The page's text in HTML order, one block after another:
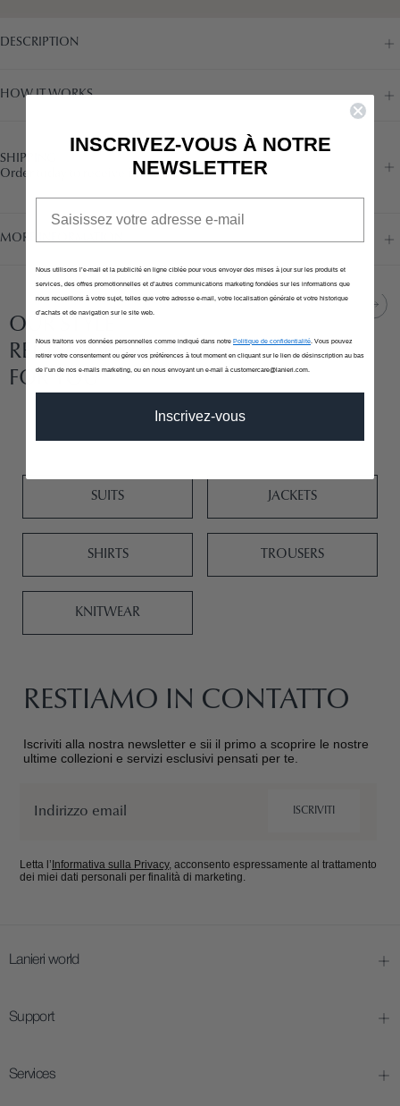
DESCRIPTION
HOW IT WORKS
SHIPPING
Order today to receive in 7/8 weeks
MORE INFORMATION
OUR STYLE
RECOMMENDATIONS
FOR YOU
SUITS JACKETS
SHIRTS TROUSERS
KNITWEAR
RESTIAMO IN CONTATTO
Iscriviti alla nostra newsletter e sii il primo a scoprire le nostre
ultime collezioni e servizi esclusivi pensati per te.
ISCRIVITI
Letta l’Informativa sulla Privacy, acconsento espressamente al trattamento
dei miei dati personali per finalità di marketing.
Lanieri world
Support
Services
INSCRIVEZ-VOUS À NOTRE
NEWSLETTER
Nous utilisons l’e-mail et la publicité en ligne ciblée pour vous envoyer des mises à jour sur les produits et
services, des offres promotionnelles et d’autres communications marketing fondées sur les informations que
nous recueillons à votre sujet, telles que votre adresse e-mail, votre localisation générale et votre historique
d’achats et de navigation sur le site web.
Nous traitons vos données personnelles comme indiqué dans notre Politique de confidentialité . Vous pouvez
retirer votre consentement ou gérer vos préférences à tout moment en cliquant sur le lien de désinscription au bas
de l’un de nos e-mails marketing, ou en nous envoyant un e-mail à customercare@lanieri.com.
Inscrivez-vous